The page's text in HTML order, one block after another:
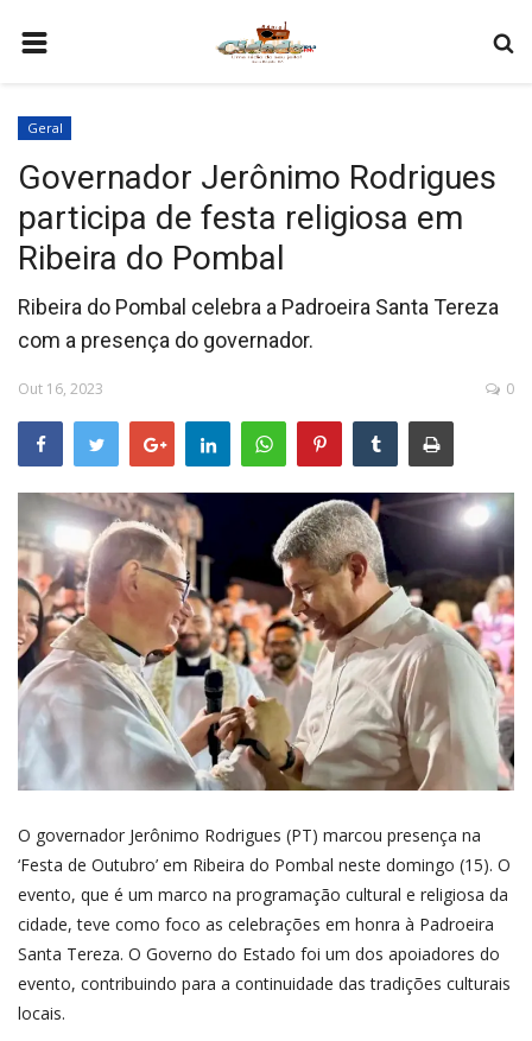
COMO SER PARCEIRO
PROGRAMAÇÃO
QUEM SOMOS
Geral
Governador Jerônimo Rodrigues
participa de festa religiosa em
Ribeira do Pombal
Ribeira do Pombal celebra a Padroeira Santa Tereza
com a presença do governador.
Out 16, 2023 0
O governador Jerônimo Rodrigues (PT) marcou presença na
‘Festa de Outubro’ em Ribeira do Pombal neste domingo (15). O
evento, que é um marco na programação cultural e religiosa da
cidade, teve como foco as celebrações em honra à Padroeira
Santa Tereza. O Governo do Estado foi um dos apoiadores do
evento, contribuindo para a continuidade das tradições culturais
locais.